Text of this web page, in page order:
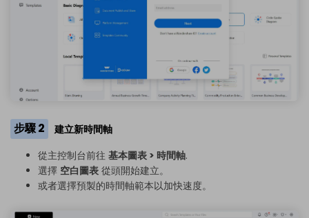
步驟 2
建立新時間軸
從主控制台前往 基本圖表 > 時間軸.
選擇 空白圖表 從頭開始建立。
或者選擇預製的時間軸範本以加快速度。